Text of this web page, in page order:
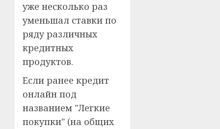
уже несколько раз
уменьшал ставки по
ряду различных
кредитных
продуктов.
Если ранее кредит
онлайн под
названием "Легкие
покупки" (на общих